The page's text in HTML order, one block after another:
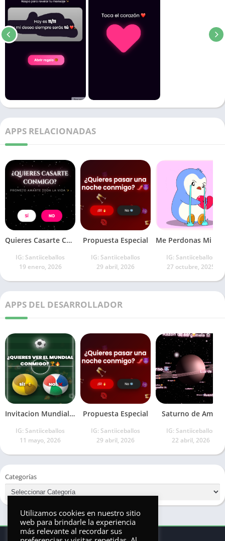
APPS RELACIONADAS
Quieres Casarte Conmigo?
IG: Santiiceballos
19 enero, 2026
Propuesta Especial
IG: Santiiceballos
29 abril, 2026
IG: Santiiceballos
27 octubre, 2025
APPS DEL DESARROLLADOR
Invitacion Mundialista
IG: Santiiceballos
11 mayo, 2026
Propuesta Especial
IG: Santiiceballos
29 abril, 2026
Saturno de Amor
IG: Santiiceballos
22 abril, 2026
Categorías
Utilizamos cookies en nuestro sitio
web para brindarle la experiencia
más relevante al recordar sus